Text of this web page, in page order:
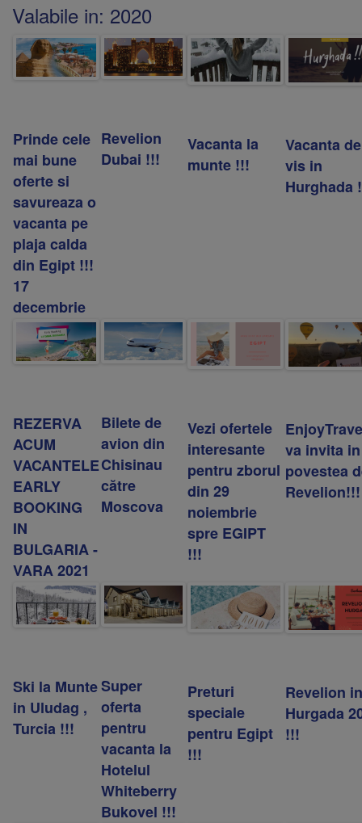
Valabile in: 2020
Prinde cele
mai bune
oferte si
savureaza o
vacanta pe
plaja calda
din Egipt !!!
17
decembrie
Revelion
Dubai !!!
Vacanta la
munte !!!
Vacanta de
vis in
Hurghada
REZERVA
ACUM
VACANTELE
EARLY
BOOKING
IN
BULGARIA -
VARA 2021
Bilete de
avion din
Chisinau
către
Moscova
Vezi ofertele
interesante
pentru zborul
din 29
noiembrie
spre EGIPT
!!!
va invita in
povestea
Revelion!!!
Ski la Munte
in Uludag ,
Turcia !!!
Super
oferta
pentru
vacanta la
Hotelul
Whiteberry
Bukovel !!!
Preturi
speciale
pentru Egipt
!!!
Revelion in
Hurgada
!!!